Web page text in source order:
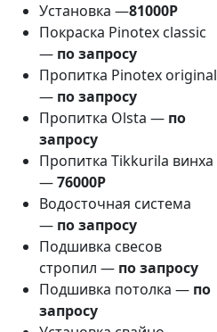
Установка —81000Р
Покраска Pinotex classic
— по запросу
Пропитка Pinotex original
— по запросу
Пропитка Olsta — по
запросу
Пропитка Tikkurila винха
—76000Р
Водосточная система
— по запросу
Подшивка свесов
стропил — по запросу
Подшивка потолка — по
запросу